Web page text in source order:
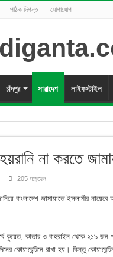
পাঠক দিগন্ত যোগাযোগ
চাঁদপুর সারাদেশ লাইফস্টাইল
না করতে
205 পড়েছেন
বাংলাদেশ জামায়াতে ইসলামীর
কুয়েত, কাতার ও বাহরাইন থেকে ২১৯ জন
কোয়ারেন্টিনে রাখা হয়। কিন্তু